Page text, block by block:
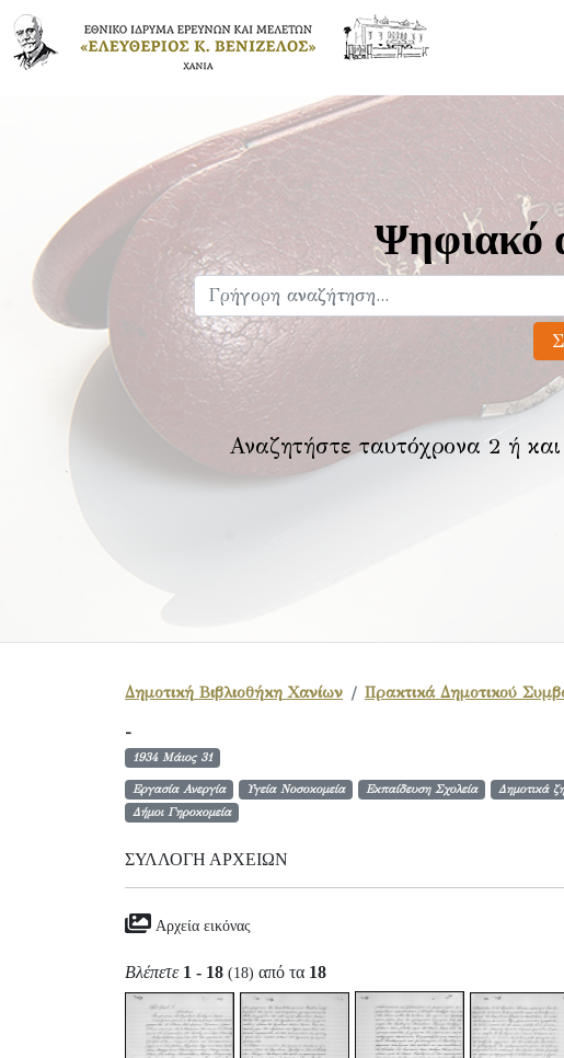
Ψηφιακό
Αναζητήστε ταυτόχρονα 2 ή
Δημοτική Βιβλιοθήκη Χανίων Πρακτικά Δημοτικού
-
1934 Μάιος 31
Εργασία Ανεργία Υγεία Νοσοκομεία Εκπαίδευση Σχολεία
Δημοτικά
Δήμοι Γηροκομεία
ΣΥΛΛΟΓΉ ΑΡΧΕΊΩΝ
Αρχεία εικόνας
Βλέπετε 1 - 18 (18) από τα 18